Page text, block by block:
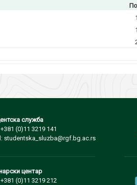
служба
(0)11 3219 141
studentska_sluzba@rgf.bg.ac.rs
центар
(0)11 3219 212